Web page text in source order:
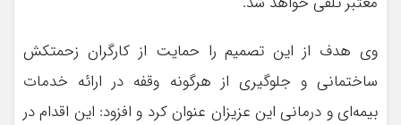
وی هدف از این تصمیم را حمایت از کارگران زحمتکش
ساختمانی و جلوگیری از هرگونه وقفه در ارائه خدمات
بیمه‌ای و درمانی این عزیزان عنوان کرد و افزود: این اقدام در